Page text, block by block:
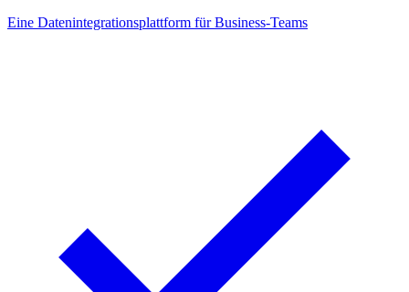
Eine Datenintegrationsplattform für Business-Teams